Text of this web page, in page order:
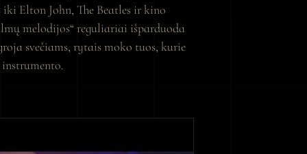
Elton John, The Beatles ir kino
melodijos“ reguliariai išparduoda
svečiams, rytais moko tuos, kurie